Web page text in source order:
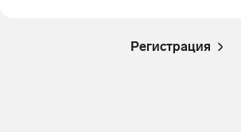
Регистрация